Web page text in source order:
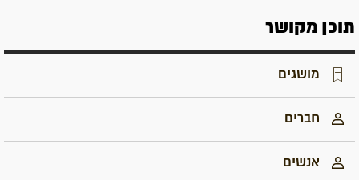
תוכן מקושר
מושגים
חברים
אנשים